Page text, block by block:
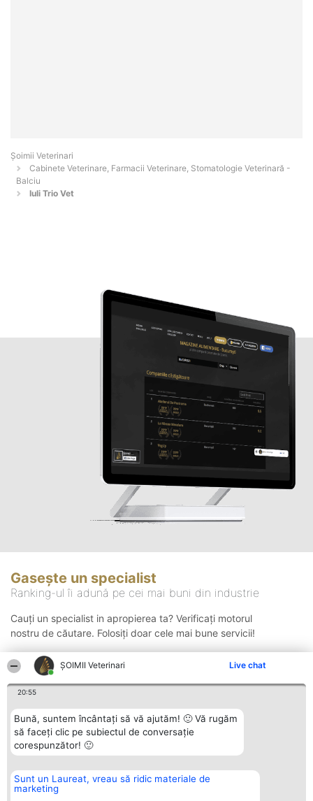
ȘOIMII Veterinari Live chat
20:55
Bună, suntem încântați să vă ajutăm! 🙂 Vă rugăm
să faceți clic pe subiectul de conversație
corespunzător! 🙂
Sunt un Laureat, vreau să ridic materiale de
marketing
Șoimii Veterinari
Cabinete Veterinare, Farmacii Veterinare, Stomatologie Veterinară -
Balciu
Iuli Trio Vet
Gasește un specialist
Ranking-ul îi adună pe cei mai buni din industrie
Cauți un specialist in apropierea ta? Verificați motorul
nostru de căutare. Folosiți doar cele mai bune servicii!
Organizator Ranking
BRIGHT SOLUTIONS BR SRL
Plebiscyt Contact